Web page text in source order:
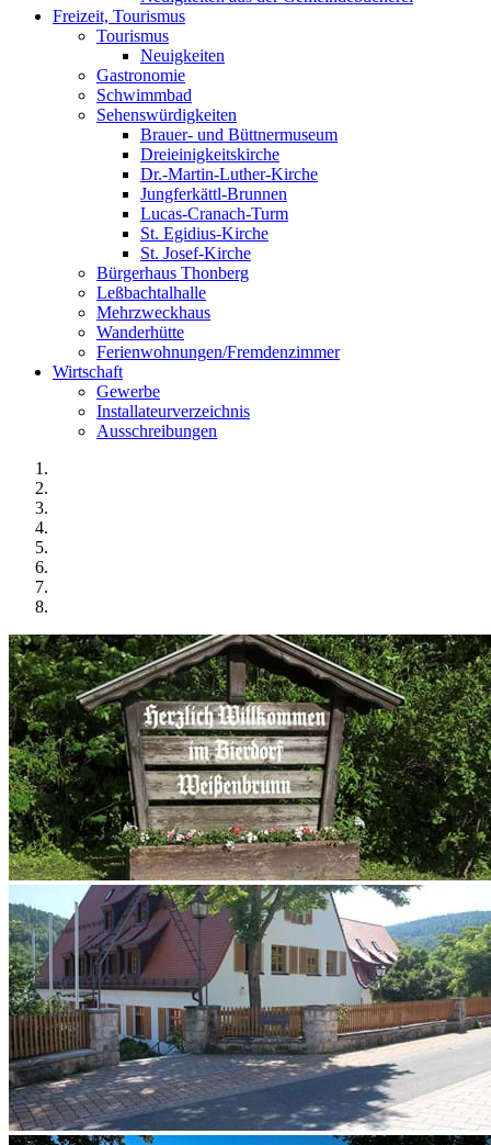
Freizeit, Tourismus
Tourismus
Neuigkeiten
Gastronomie
Schwimmbad
Sehenswürdigkeiten
Brauer- und Büttnermuseum
Dreieinigkeitskirche
Dr.-Martin-Luther-Kirche
Jungferkättl-Brunnen
Lucas-Cranach-Turm
St. Egidius-Kirche
St. Josef-Kirche
Bürgerhaus Thonberg
Leßbachtalhalle
Mehrzweckhaus
Wanderhütte
Ferienwohnungen/Fremdenzimmer
Wirtschaft
Gewerbe
Installateurverzeichnis
Ausschreibungen